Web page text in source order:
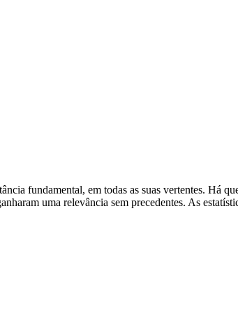
fundamental, em todas as suas vertentes. Há
uma relevância sem precedentes. As